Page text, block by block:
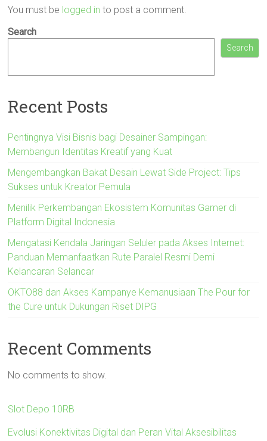
You must be logged in to post a comment.
Search
Search
Recent Posts
Pentingnya Visi Bisnis bagi Desainer Sampingan:
Membangun Identitas Kreatif yang Kuat
Mengembangkan Bakat Desain Lewat Side Project: Tips
Sukses untuk Kreator Pemula
Menilik Perkembangan Ekosistem Komunitas Gamer di
Platform Digital Indonesia
Mengatasi Kendala Jaringan Seluler pada Akses Internet:
Panduan Memanfaatkan Rute Paralel Resmi Demi
Kelancaran Selancar
OKTO88 dan Akses Kampanye Kemanusiaan The Pour for
the Cure untuk Dukungan Riset DIPG
Recent Comments
No comments to show.
Slot Depo 10RB
Evolusi Konektivitas Digital dan Peran Vital Aksesibilitas